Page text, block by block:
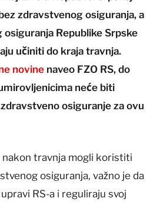
zdravstvenog osiguranja, a
Republike Srpske
učiniti do kraja travnja.
novine naveo FZO RS, do
neće biti
osiguranje za ovu
nakon travnja mogli koristiti
osiguranja, važno je da
RS-a i reguliraju svoj